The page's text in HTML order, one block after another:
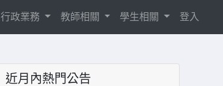
行政業務 教師相關 學生相關 登入
近月內熱門公告